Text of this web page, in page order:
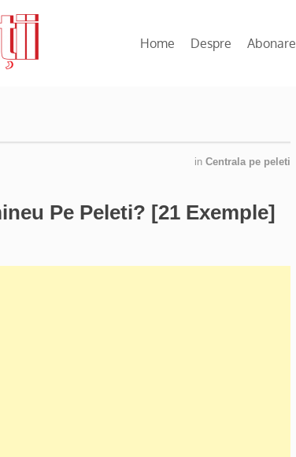
Home Despre Abonare
in Centrala pe peleti
Pe Peleti? [21 Exemple]